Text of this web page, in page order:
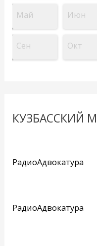
Май Июн
Сен Окт
КУЗБАССКИЙ
РадиоАдвокатура
РадиоАдвокатура